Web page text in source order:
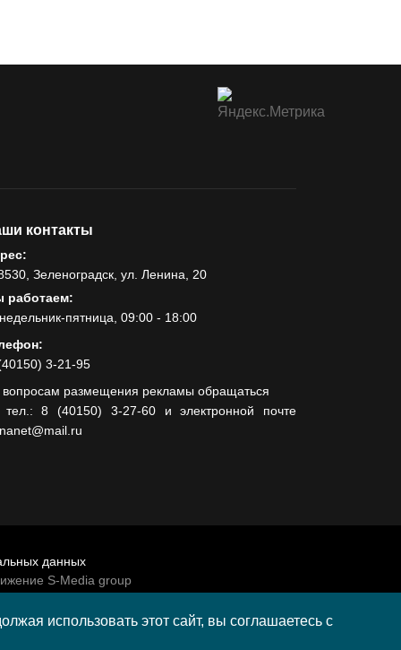
контакты
Зеленоградск, ул. Ленина, 20
работаем:
пятница, 09:00 - 18:00
3-21-95
размещения рекламы обращаться
тел.: 8 (40150) 3-27-60 и электронной почте
данных
S-Media group
использовать этот сайт, вы соглашаетесь с